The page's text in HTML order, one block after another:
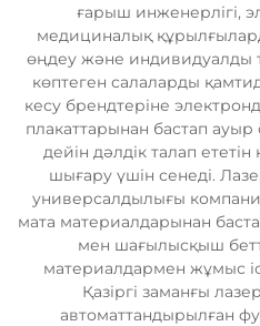
ғарыш инженерлігі,
медициналық
өңдеу және индивидуалды
көптеген салаларды
кесу брендтеріне
плакаттарынан бастап
дейін дәлдік талап
шығару үшін сенеді.
универсалдылығы
мата материалдарынан
мен шағылысқыш
материалдармен жұмыс
Қазіргі заманғы
автоматтандырылған